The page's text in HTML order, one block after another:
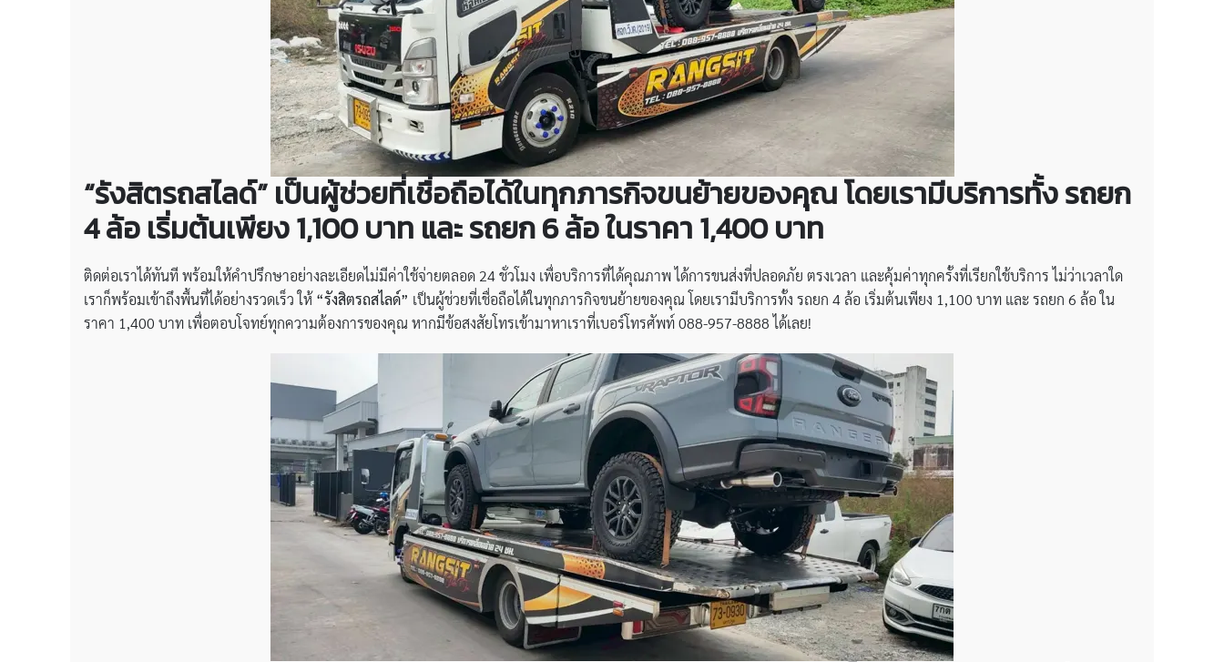
“รังสิตรถสไลด์” เป็นผู้ช่วยที่เชื่อถือได้ในทุกภารกิจขนย้ายของคุณ โดยเรามีบริการทั้ง รถยก
4 ล้อ เริ่มต้นเพียง 1,100 บาท และ รถยก 6 ล้อ ในราคา 1,400 บาท
ติดต่อเราได้ทันที พร้อมให้คำปรึกษาอย่างละเอียดไม่มีค่าใช้จ่ายตลอด 24 ชั่วโมง เพื่อบริการที่ได้คุณภาพ ได้การขนส่งที่ปลอดภัย ตรงเวลา และคุ้มค่าทุกครั้งที่เรียกใช้บริการ ไม่ว่าเวลาใด
เราก็พร้อมเข้าถึงพื้นที่ได้อย่างรวดเร็ว ให้ “รังสิตรถสไลด์” เป็นผู้ช่วยที่เชื่อถือได้ในทุกภารกิจขนย้ายของคุณ โดยเรามีบริการทั้ง รถยก 4 ล้อ เริ่มต้นเพียง 1,100 บาท และ รถยก 6 ล้อ ใน
ราคา 1,400 บาท เพื่อตอบโจทย์ทุกความต้องการของคุณ หากมีข้อสงสัยโทรเข้ามาหาเราที่เบอร์โทรศัพท์ 088-957-8888 ได้เลย!